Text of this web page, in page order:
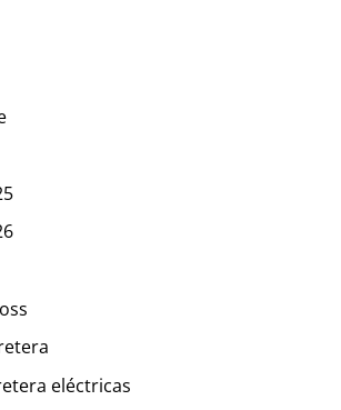
eléctricas